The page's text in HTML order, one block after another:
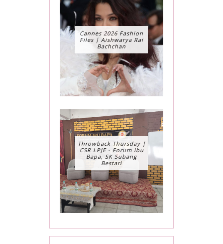
Cannes 2026 Fashion
Files | Aishwarya Rai
Bachchan
Throwback Thursday |
CSR LPJE - Forum Ibu
Bapa, SK Subang
Bestari